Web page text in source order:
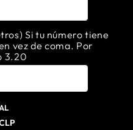
Si tu número tiene
vez de coma. Por
3.20